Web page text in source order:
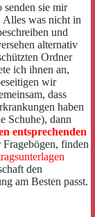
senden sie mir
Alles was nicht in
und
alternativ
Ordner
ich ihnen an,
wir
dass
haben
Schuhe), dann
entsprechenden
finden
den
am Besten passt.